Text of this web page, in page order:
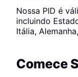
Nossa PID é
incluindo
Itália,
Comece